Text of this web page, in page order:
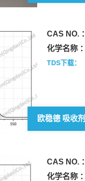
CAS NO. ：
化学名称 ：
TDS下载：
CAS NO. ：
化学名称 ：